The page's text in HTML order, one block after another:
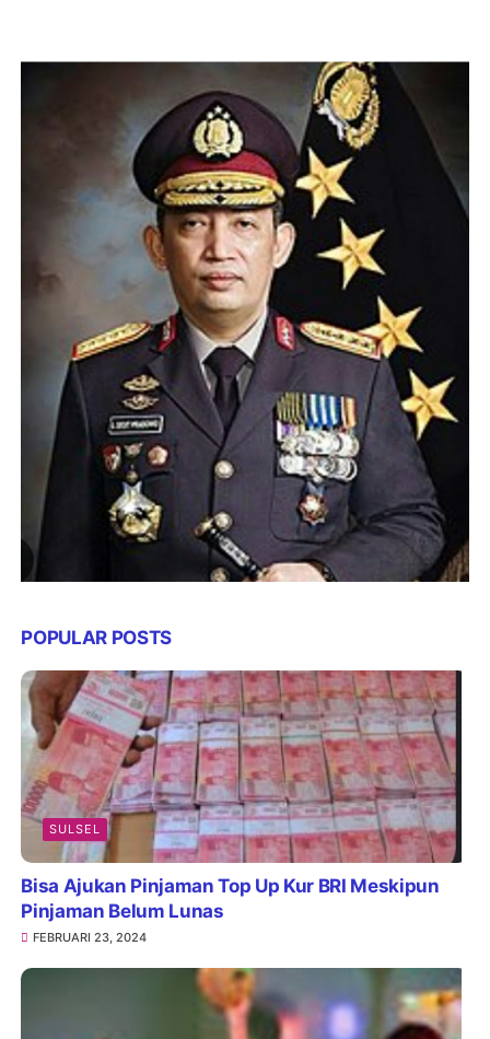
POPULAR POSTS
SULSEL
Bisa Ajukan Pinjaman Top Up Kur BRI Meskipun
Pinjaman Belum Lunas
FEBRUARI 23, 2024